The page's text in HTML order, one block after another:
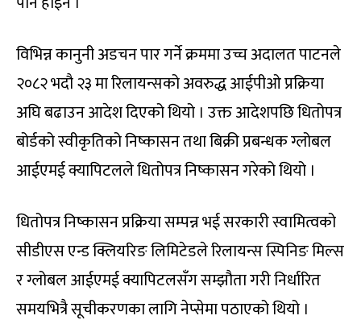
विभिन्न कानुनी अडचन पार गर्ने क्रममा उच्च अदालत पाटनले
२०८२ भदौ २३ मा रिलायन्सको अवरुद्ध आईपीओ प्रक्रिया
अघि बढाउन आदेश दिएको थियो । उक्त आदेशपछि धितोपत्र
बोर्डको स्वीकृतिको निष्कासन तथा बिक्री प्रबन्धक ग्लोबल
आईएमई क्यापिटलले धितोपत्र निष्कासन गरेको थियो ।
धितोपत्र निष्कासन प्रक्रिया सम्पन्न भई सरकारी स्वामित्वको
सीडीएस एन्ड क्लियरिङ लिमिटेडले रिलायन्स स्पिनिङ मिल्स
र ग्लोबल आईएमई क्यापिटलसँग सम्झौता गरी निर्धारित
समयभित्रै सूचीकरणका लागि नेप्सेमा पठाएको थियो ।